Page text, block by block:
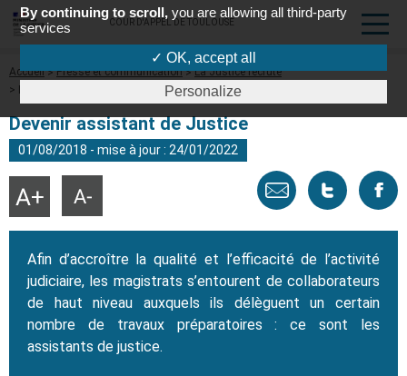
COUR D'APPEL DE TOULOUSE
Fil
d'Ariane
Accueil Presse et communication
La Justice recrute
Devenir assistant de justice
Devenir assistant de Justice
01/08/2018 - mise à jour : 24/01/2022
Envoyer
email
Tweeter
page
Agrandir
taille
du
Réduire
Afin d’accroître la qualité et l’efficacité de l’activité
judiciaire, les magistrats s’entourent de collaborateurs
de haut niveau auxquels ils délèguent un certain
nombre de travaux préparatoires : ce sont les
assistants de justice.
By continuing to scroll, you are allowing all third-party
services
✓ OK, accept all
Personalize